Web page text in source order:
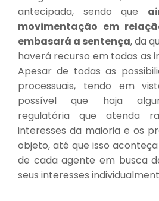
antecipada, sendo que
movimentação em
embasará a sentença, da
haverá recurso em todas as
Apesar de todas as
processuais, tendo em
possível que haja
regulatória que atenda
interesses da maioria e os
objeto, até que isso
de cada agente em busca
seus interesses